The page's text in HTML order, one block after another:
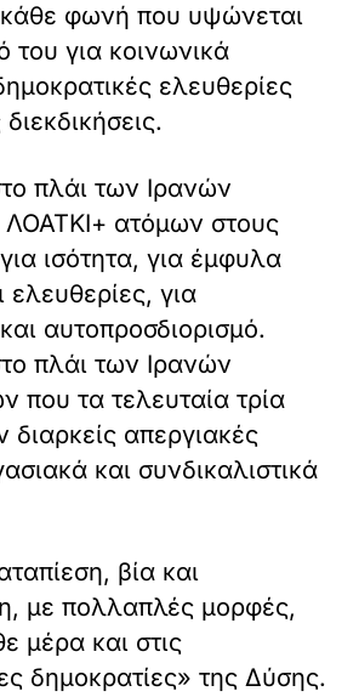
κάθε φωνή που υψώνεται
του για κοινωνικά
ελευθερίες
πλάι των Ιρανών
ΛΟΑΤΚΙ+ ατόμων στους
ισότητα, για έμφυλα
ελευθερίες, για
αυτοπροσδιορισμό.
πλάι των Ιρανών
που τα τελευταία τρία
διαρκείς απεργιακές
και συνδικαλιστικά
βία και
με πολλαπλές μορφές,
μέρα και στις
δημοκρατίες» της Δύσης.